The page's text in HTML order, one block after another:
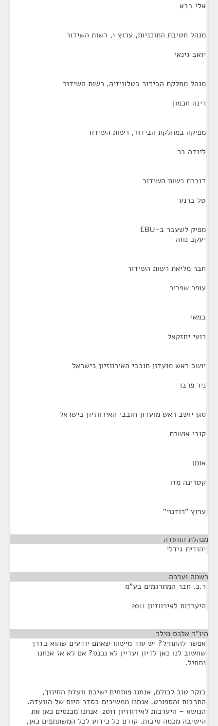
אלי בבא
מנהל חטיבת התוכניות, ערוץ 1, רשות השידור
יואב גינאי
מנהל מחלקת הבידור בטלוויזיה, רשות השידור
רינה חכמון
מפיקה במחלקת הבידור, רשות השידור
לינדה בר
דוברת רשות השידור
טל ברנע
מפיק לשעבר ב-EBU
יעקב נווה
חבר מליאת רשות השידור
עופר שפריר
במאי
רועי יחזקאל
יושב ראש מועדון חובבי האירווזיון בישראל
ניר פרבר
סגן יושב ראש מועדון חובבי האירווזיון בישראל
קובי אושרת
אומן
קטרינה מזו
ערוץ "רודנוי"
מנהלת הוועדה
יהודית גידלי
רשמה וערכה
ר.כ. חבר המתרגמים בע"מ
היערכות לאירווזיון 2011
היו"ר אלכס מילר
אפשר להתחיל? יש עוד מישהו שאתם יודעים שהוא בדרך
שחשוב לנו כאן לדיון ועדיין לא נכנס? אם לא אז אנחנו
נתחיל.
בוקר טוב לכולם, אנחנו פותחים ישיבת וועדת החינוך,
התרבות והספורט. אנחנו ממשיכים בסדר היום של הוועדה.
הנושא – היערכות לאירווזיון 2011. אנחנו מכנסים כאן את
הישיבה מכמה סיבות. קודם כל כידוע לכל המשתתפים כאן,